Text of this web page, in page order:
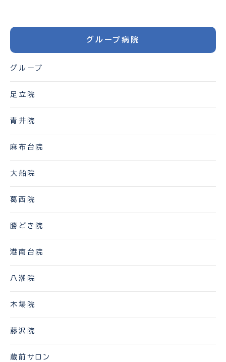
グループ病院
グループ
足立院
青井院
麻布台院
大船院
葛西院
勝どき院
港南台院
八潮院
木場院
藤沢院
蔵前サロン